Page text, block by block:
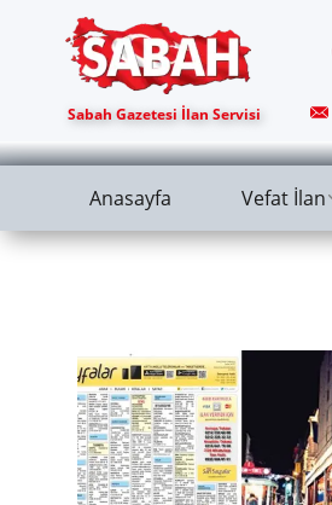
Sabah Gazetesi İlan Servisi
Anasayfa Vefat İlan